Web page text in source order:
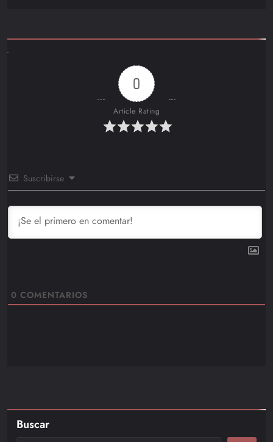
0
Article Rating
Suscribirse
0 COMENTARIOS
Buscar